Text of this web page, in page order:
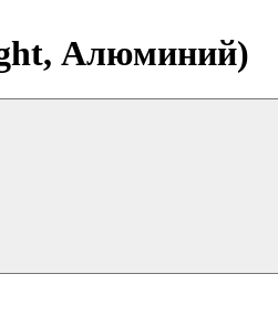
Алюминий)